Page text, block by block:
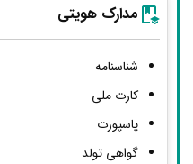
مدارک هویتی
شناسنامه
کارت ملی
پاسپورت
گواهی تولد